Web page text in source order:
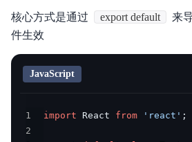
核心方式是通过 export default
来
件生效
JavaScript
1 import React from 'react' ;
2